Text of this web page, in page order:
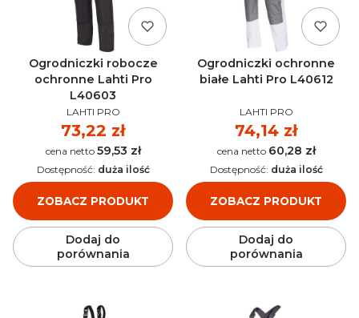
Ogrodniczki robocze
ochronne Lahti Pro
L40603
PRODUCENT
LAHTI PRO
Cena
73,22 zł
Cena 59,53 zł
ZOBACZ PRODUKT
Dostępność: duża ilość
Dodaj do
porównania
Ogrodniczki ochronne
białe Lahti Pro L40612
PRODUCENT
LAHTI PRO
Cena
74,14 zł
Cena 60,28 zł
ZOBACZ PRODUKT
Dostępność: duża ilość
Dodaj do
porównania